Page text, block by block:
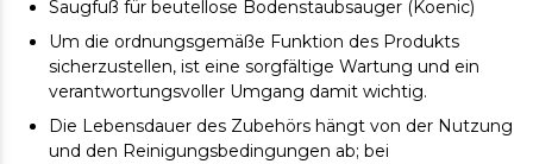
Saugfuß für beutellose Bodenstaubsauger (Koenic)
Um die ordnungsgemäße Funktion des Produkts
sicherzustellen, ist eine sorgfältige Wartung und ein
verantwortungsvoller Umgang damit wichtig.
Die Lebensdauer des Zubehörs hängt von der Nutzung
und den Reinigungsbedingungen ab; bei